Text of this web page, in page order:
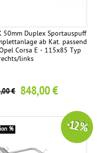
50mm Duplex Sportauspuff
ab Kat. passend
Corsa E - 115x85 Typ
links
€ 848,00 €
-12 %
%